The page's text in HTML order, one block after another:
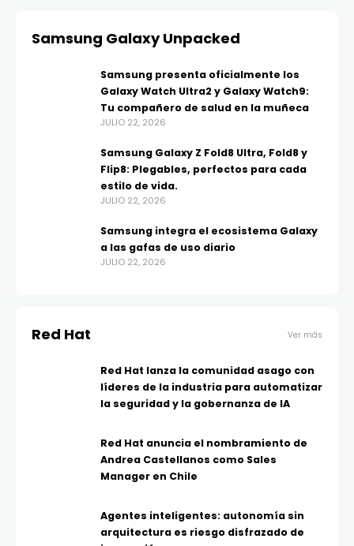
Samsung Galaxy Unpacked
Samsung presenta oficialmente los
Galaxy Watch Ultra2 y Galaxy Watch9:
Tu compañero de salud en la muñeca
JULIO 22, 2026
Samsung Galaxy Z Fold8 Ultra, Fold8 y
Flip8: Plegables, perfectos para cada
estilo de vida.
JULIO 22, 2026
Samsung integra el ecosistema Galaxy
a las gafas de uso diario
JULIO 22, 2026
Red Hat Ver más
Red Hat lanza la comunidad asago con
líderes de la industria para automatizar
la seguridad y la gobernanza de IA
Red Hat anuncia el nombramiento de
Andrea Castellanos como Sales
Manager en Chile
Agentes inteligentes: autonomía sin
arquitectura es riesgo disfrazado de